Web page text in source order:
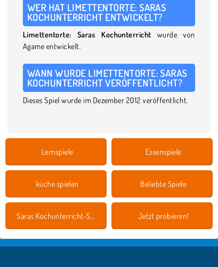
WER HAT LIMETTENTORTE: SARAS
KOCHUNTERRICHT ENTWICKELT?
Limettentorte: Saras Kochunterricht wurde von
Agame entwickelt.
WANN WURDE LIMETTENTORTE: SARAS
KOCHUNTERRICHT VERÖFFENTLICHT?
Dieses Spiel wurde im Dezember 2012 veröffentlicht.
Lernspiele Essenspiele
küche spielen Beliebte Spiele
Saras Kochunterricht-Spiele Jetzt probieren!